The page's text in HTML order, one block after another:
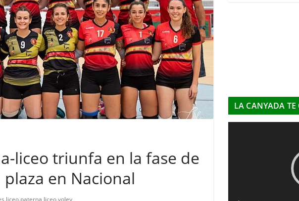
liceo triunfa en la fase de
en Nacional
LA CANYADA